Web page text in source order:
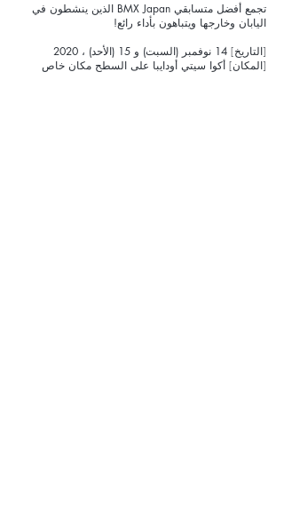
تجمع أفضل متسابقي BMX Japan الذين ينشطون في
اليابان وخارجها ويتباهون بأداء رائع!
[التاريخ] 14 نوفمبر (السبت) و 15 (الأحد) ، 2020
[المكان] أكوا سيتي أودايبا على السطح مكان خاص